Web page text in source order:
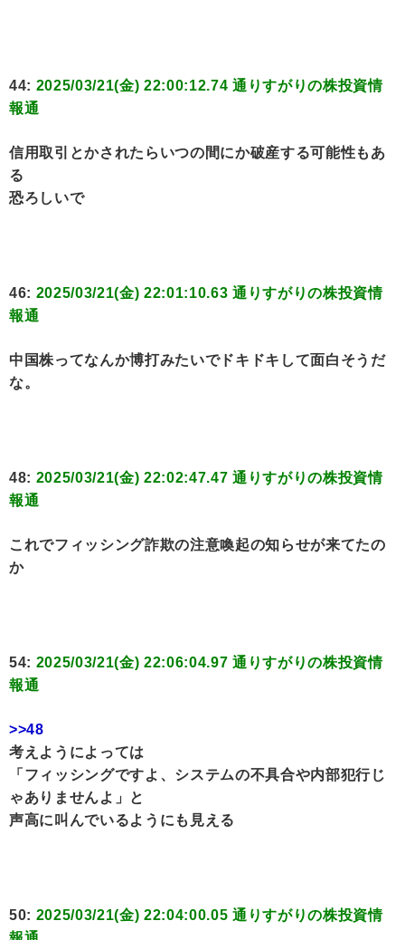
44: 2025/03/21(金) 22:00:12.74 通りすがりの株投資情
報通
信用取引とかされたらいつの間にか破産する可能性もあ
る
恐ろしいで
46: 2025/03/21(金) 22:01:10.63 通りすがりの株投資情
報通
中国株ってなんか博打みたいでドキドキして面白そうだ
な。
48: 2025/03/21(金) 22:02:47.47 通りすがりの株投資情
報通
これでフィッシング詐欺の注意喚起の知らせが来てたの
か
54: 2025/03/21(金) 22:06:04.97 通りすがりの株投資情
報通
>>48
考えようによっては
「フィッシングですよ、システムの不具合や内部犯行じ
ゃありませんよ」と
声高に叫んでいるようにも見える
50: 2025/03/21(金) 22:04:00.05 通りすがりの株投資情